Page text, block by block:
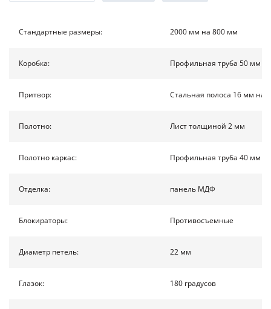
УСЛУГИ
О НАС
НОВОСТИ
КОНТАКТЫ
Доставка по России
Стандартные размеры: 2000 мм на 800 мм
Коробка: Профильная труба 50 мм
Притвор: Стальная полоса 16 мм на
Полотно: Лист толщиной 2 мм
Полотно каркас: Профильная труба 40 мм
Отделка: панель МДФ
Блокираторы: Противосъемные
Диаметр петель: 22 мм
Глазок: 180 градусов